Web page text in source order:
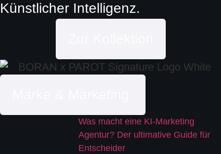
Künstlicher Intelligenz.
Was macht eine KI-Marketing
Agentur? Der ultimative Guide für
Entscheider